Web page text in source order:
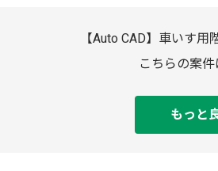
【Auto CAD】車いす
こちらの案
もっと